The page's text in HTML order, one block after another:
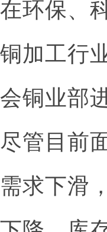
在环保、
铜加工行
会铜业部
尽管目前
需求下滑